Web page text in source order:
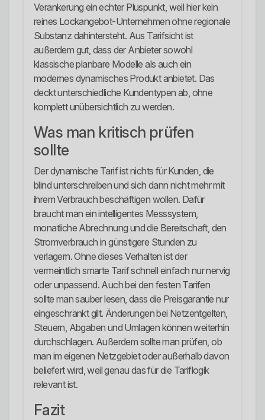
Verankerung ein echter Pluspunkt, weil hier kein
reines Lockangebot-Unternehmen ohne regionale
Substanz dahintersteht. Aus Tarifsicht ist
außerdem gut, dass der Anbieter sowohl
klassische planbare Modelle als auch ein
modernes dynamisches Produkt anbietet. Das
deckt unterschiedliche Kundentypen ab, ohne
komplett unübersichtlich zu werden.
Was man kritisch prüfen
sollte
Der dynamische Tarif ist nichts für Kunden, die
blind unterschreiben und sich dann nicht mehr mit
ihrem Verbrauch beschäftigen wollen. Dafür
braucht man ein intelligentes Messsystem,
monatliche Abrechnung und die Bereitschaft, den
Stromverbrauch in günstigere Stunden zu
verlagern. Ohne dieses Verhalten ist der
vermeintlich smarte Tarif schnell einfach nur nervig
oder unpassend. Auch bei den festen Tarifen
sollte man sauber lesen, dass die Preisgarantie nur
eingeschränkt gilt. Änderungen bei Netzentgelten,
Steuern, Abgaben und Umlagen können weiterhin
durchschlagen. Außerdem sollte man prüfen, ob
man im eigenen Netzgebiet oder außerhalb davon
beliefert wird, weil genau das für die Tariflogik
relevant ist.
Fazit